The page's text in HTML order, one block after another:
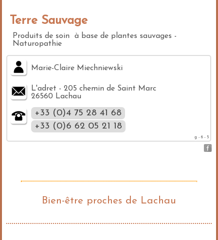
Terre Sauvage
Produits de soin à base de plantes sauvages -
Naturopathie
Marie-Claire Miechniewski
L'adret - 205 chemin de Saint Marc
26560 Lachau
+33 (0)4 75 28 41 68
+33 (0)6 62 05 21 18
g - 6 - 5
Bien-être proches de Lachau